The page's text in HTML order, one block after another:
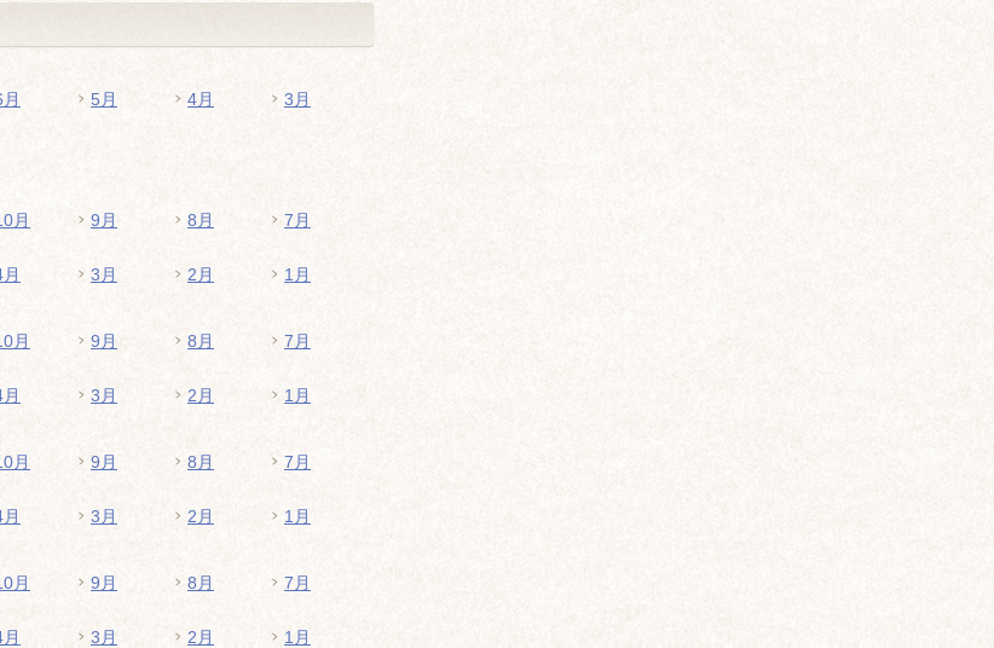
5月 4月 3月
月 9月 8月 7月
3月 2月 1月
月 9月 8月 7月
3月 2月 1月
月 9月 8月 7月
3月 2月 1月
月 9月 8月 7月
3月 2月 1月